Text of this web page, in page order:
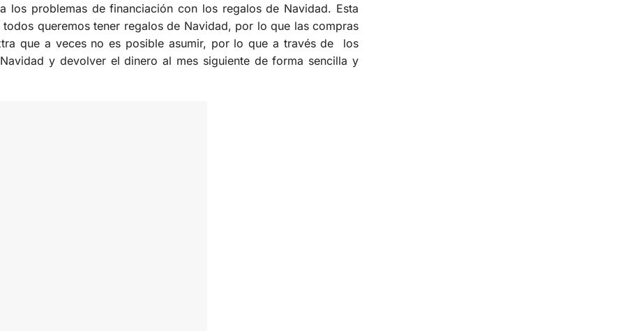
los problemas de financiación con los regalos de Navidad. Esta
queremos tener regalos de Navidad, por lo que las compras
que a veces no es posible asumir, por lo que a través de los
y devolver el dinero al mes siguiente de forma sencilla y